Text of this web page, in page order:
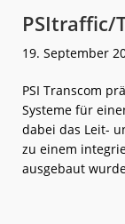
PSItraffic/
19. September
PSI Transcom
Systeme für
dabei das Leit-
zu einem
ausgebaut